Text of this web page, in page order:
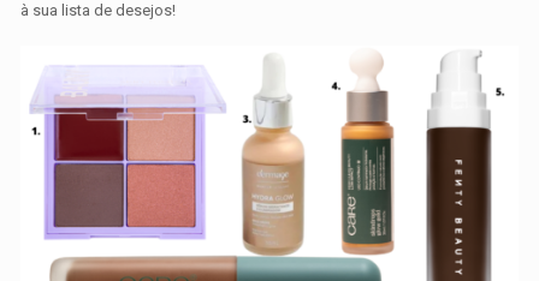
à sua lista de desejos!